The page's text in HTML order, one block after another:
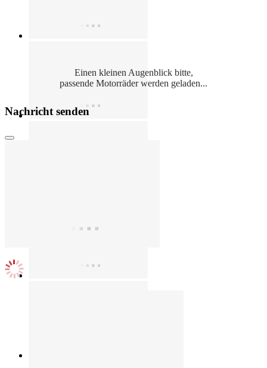
Einen kleinen Augenblick bitte,
passende Motorräder werden geladen...
Nachricht senden